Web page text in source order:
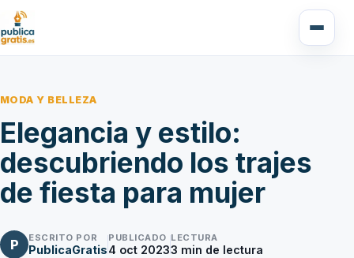
MODA Y BELLEZA
Elegancia y estilo:
descubriendo los trajes
de fiesta para mujer
P ESCRITO POR
PublicaGratis
PUBLICADO
4 oct 2023
LECTURA
3 min de lectura